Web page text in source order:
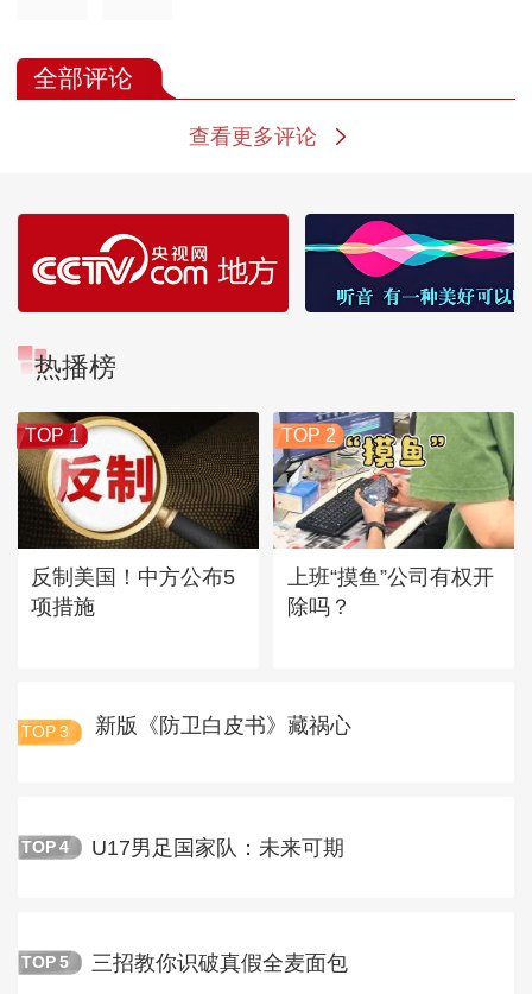
全部评论
查看更多评论
热播榜
TOP 1
反制美国！中方公布5
项措施
TOP 2
上班“摸鱼”公司有权开
除吗？
TOP 3 新版《防卫白皮书》藏祸心
TOP 4 U17男足国家队：未来可期
TOP 5 三招教你识破真假全麦面包